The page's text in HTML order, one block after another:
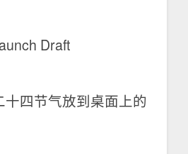
Draft
四节气放到桌面上的